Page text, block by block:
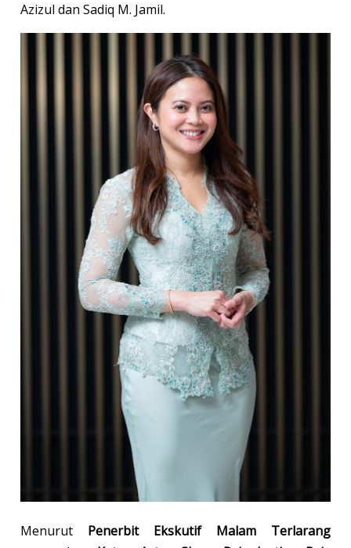
Azizul dan Sadiq M. Jamil.
Menurut Penerbit Ekskutif Malam Terlarang